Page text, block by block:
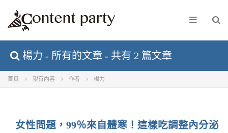
楊力 - 所有的文章 - 共有 2 篇文章
首頁 現有內容 作者 楊力
女性問題，99％來自體寒！這樣吃調整內分泌